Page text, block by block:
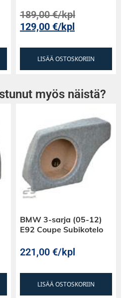
189,00€/kpl
129,00€/kpl
LISÄÄ OSTOSKORIIN
myös näistä?
BMW 3-sarja (05-12)
E92 Coupe Subikotelo
221,00€/kpl
LISÄÄ OSTOSKORIIN